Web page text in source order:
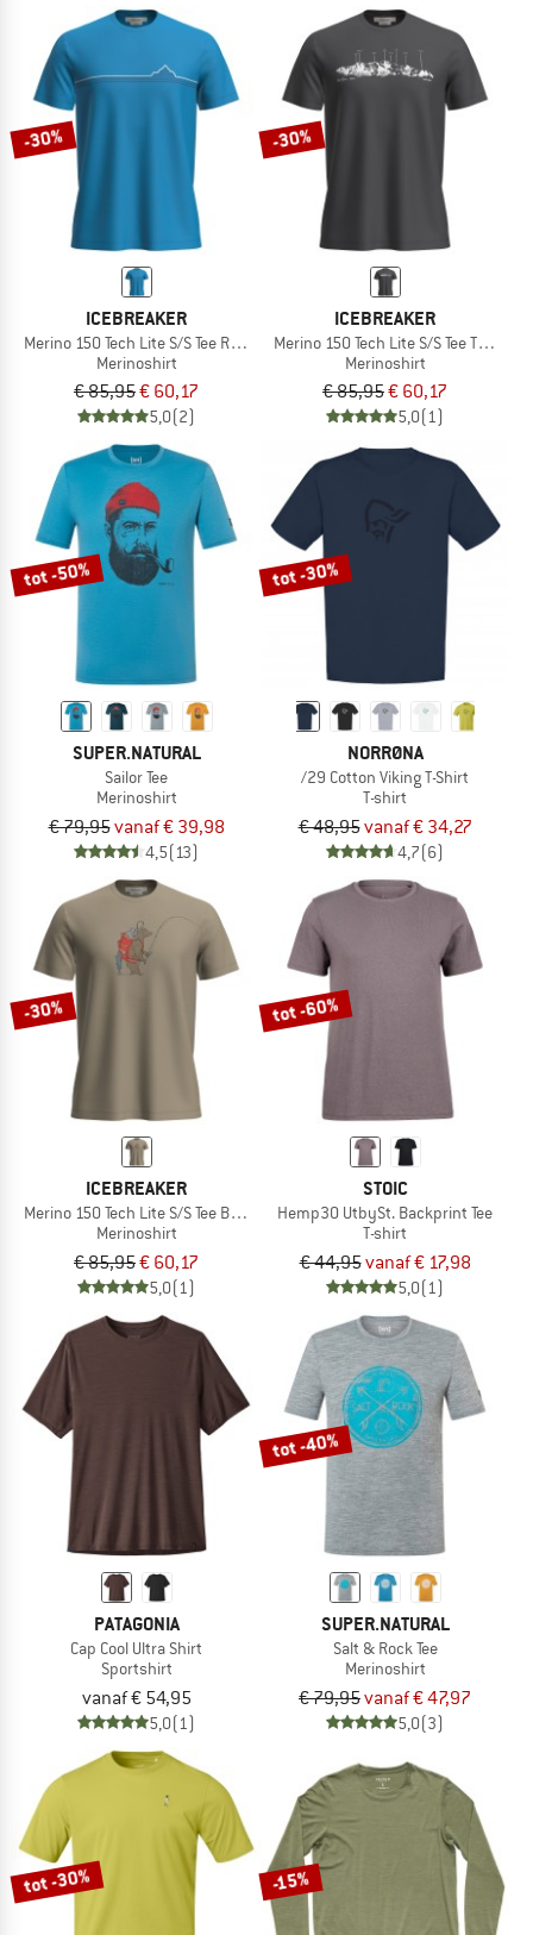
-30%
ICEBREAKER
Merino 150 Tech Lite S/S Tee Range Stripes
Merinoshirt
€ 85,95€ 60,17
5,0(2)
-30%
ICEBREAKER
Merino 150 Tech Lite S/S Tee The
Merinoshirt
€ 85,95€ 60,17
5,0(1)
tot -50%
SUPER.NATURAL
Sailor Tee
Merinoshirt
€ 79,95vanaf € 39,98
4,5(13)
tot -30%
NORRØNA
/29 Cotton Viking T-Shirt
T-shirt
€ 48,95vanaf € 34,27
4,7(6)
-30%
ICEBREAKER
Merino 150 Tech Lite S/S Tee Bear Catch
Merinoshirt
€ 85,95€ 60,17
5,0(1)
tot -60%
STOIC
Hemp30 UtbySt. Backprint Tee
T-shirt
€ 44,95vanaf € 17,98
5,0(1)
PATAGONIA
Cap Cool Ultra Shirt
Sportshirt
vanaf € 54,95
5,0(1)
tot -40%
SUPER.NATURAL
Salt & Rock Tee
Merinoshirt
€ 79,95vanaf € 47,97
5,0(3)
tot -30% -15%